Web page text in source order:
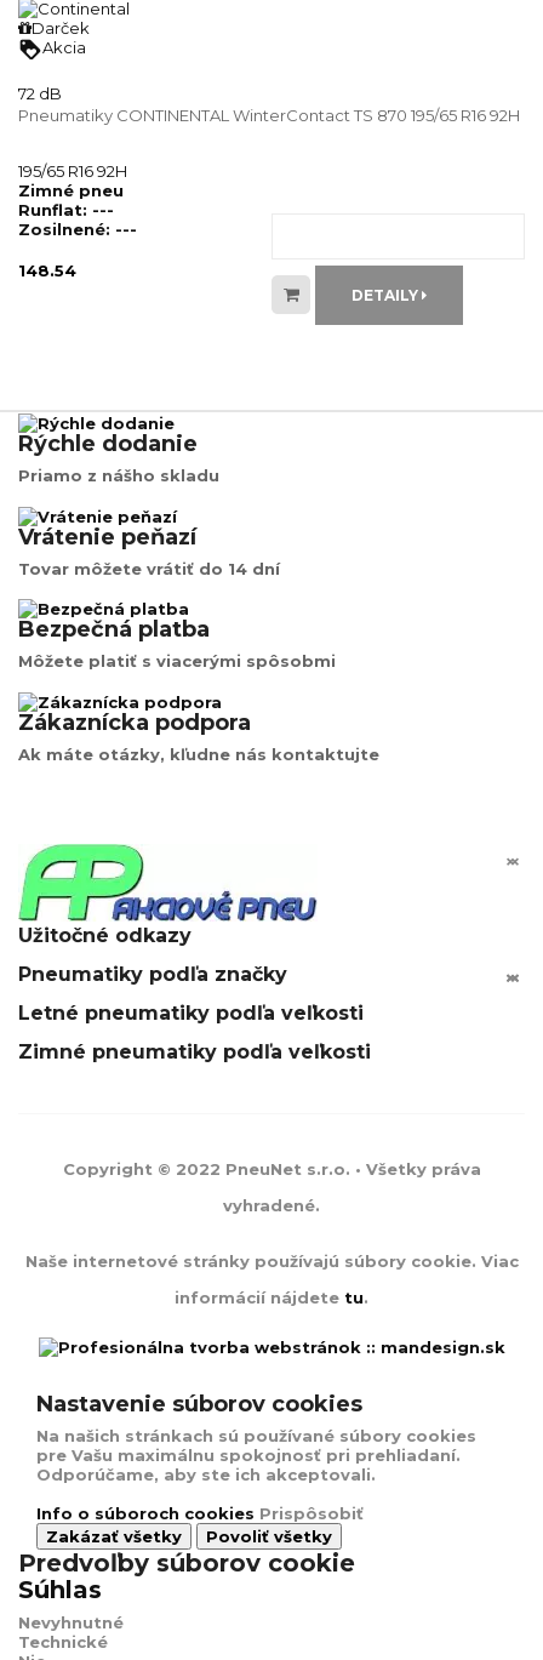
Darček
loyaltyAkcia
72 dB
Pneumatiky CONTINENTAL WinterContact TS 870 195/65 R16 92H
195/65 R16 92H
Zimné pneu
Runflat: ---
Zosilnené: ---
148.54
DETAILY
Rýchle dodanie
Priamo z nášho skladu
Vrátenie peňazí
Tovar môžete vrátiť do 14 dní
Bezpečná platba
Môžete platiť s viacerými spôsobmi
Zákaznícka podpora
Ak máte otázky, kľudne nás kontaktujte
Užitočné odkazy


Pneumatiky podľa značky 

Letné pneumatiky podľa veľkosti


Zimné pneumatiky podľa veľkosti


Copyright © 2022 PneuNet s.r.o. • Všetky práva
vyhradené.
Naše internetové stránky používajú súbory cookie. Viac
informácií nájdete tu.
Nastavenie súborov cookies
Na našich stránkach sú používané súbory cookies
pre Vašu maximálnu spokojnosť pri prehliadaní.
Odporúčame, aby ste ich akceptovali.
Info o súboroch cookies Prispôsobiť
Zakázať všetky
Povoliť všetky
Predvoľby súborov cookie
Súhlas
Nevyhnutné
Technické